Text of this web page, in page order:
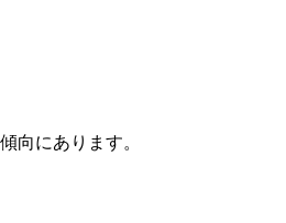
向にあります。